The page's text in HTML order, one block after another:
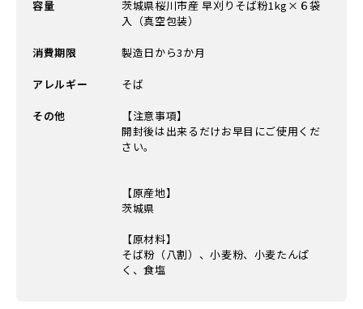
容量
茨城県桜川市産 早刈りそば粉1kg×６袋
入（真空包装）
消費期限 製造日から3か月
アレルギー そば
その他
【注意事項】
開封後は出来るだけお早目にご使用くだ
さい。
【原産地】
茨城県
【原材料】
そば粉（八割）、小麦粉、小麦たんぱ
く、食塩